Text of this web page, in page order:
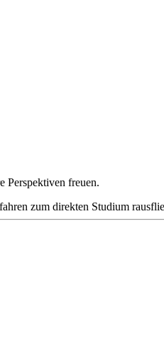
Perspektiven freuen.
zum direkten Studium